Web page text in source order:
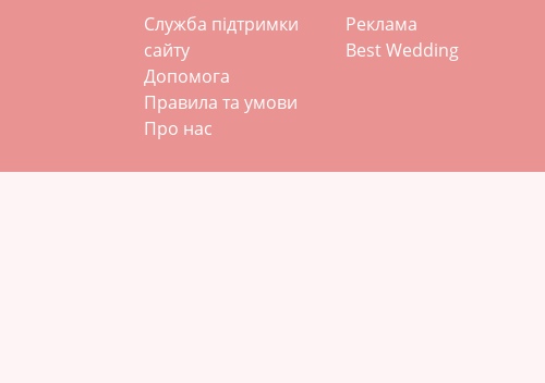
Служба підтримки
сайту
Допомога
Правила та умови
Про нас
Реклама
Best Wedding